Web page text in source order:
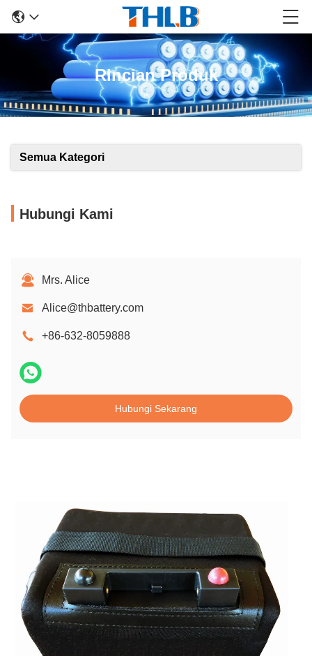
Rincian Produk
Semua Kategori
Hubungi Kami
Mrs. Alice
Alice@thbattery.com
+86-632-8059888
Hubungi Sekarang